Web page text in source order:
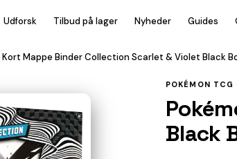
Udforsk Tilbud på lager Nyheder Guides
Kort Mappe Binder Collection Scarlet & Violet Black
POKÉMON TCG
Black